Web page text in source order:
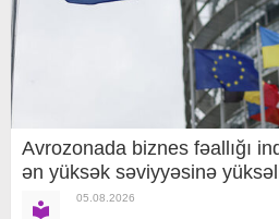
Avrozonada biznes fəallığı
ən yüksək səviyyəsinə
05.08.2026